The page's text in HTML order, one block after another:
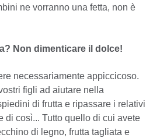
ne vorranno una fetta, non è
Non dimenticare il dolce!
necessariamente appiccicoso.
figli ad aiutare nella
di frutta e ripassare i relativi
di così... Tutto quello di cui avete
di legno, frutta tagliata e